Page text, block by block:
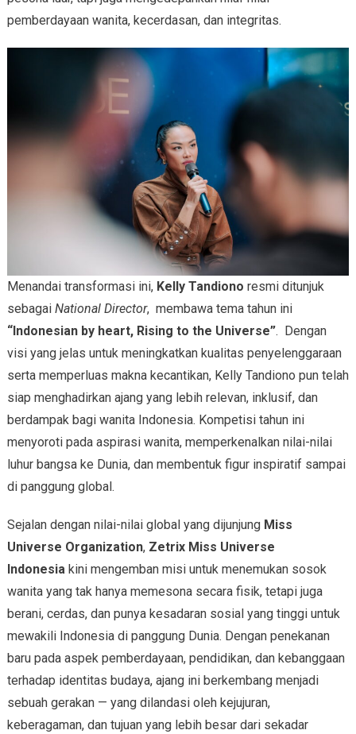
pemberdayaan wanita, kecerdasan, dan integritas.
Menandai transformasi ini, Kelly Tandiono resmi ditunjuk
sebagai National Director, membawa tema tahun ini
“Indonesian by heart, Rising to the Universe”. Dengan
visi yang jelas untuk meningkatkan kualitas penyelenggaraan
serta memperluas makna kecantikan, Kelly Tandiono pun telah
siap menghadirkan ajang yang lebih relevan, inklusif, dan
berdampak bagi wanita Indonesia. Kompetisi tahun ini
menyoroti pada aspirasi wanita, memperkenalkan nilai-nilai
luhur bangsa ke Dunia, dan membentuk figur inspiratif sampai
di panggung global.
Sejalan dengan nilai-nilai global yang dijunjung Miss
Universe Organization, Zetrix Miss Universe
Indonesiakini mengemban misi untuk menemukan sosok
wanita yang tak hanya memesona secara fisik, tetapi juga
berani, cerdas, dan punya kesadaran sosial yang tinggi untuk
mewakili Indonesia di panggung Dunia. Dengan penekanan
baru pada aspek pemberdayaan, pendidikan, dan kebanggaan
terhadap identitas budaya, ajang ini berkembang menjadi
sebuah gerakan — yang dilandasi oleh kejujuran,
keberagaman, dan tujuan yang lebih besar dari sekadar